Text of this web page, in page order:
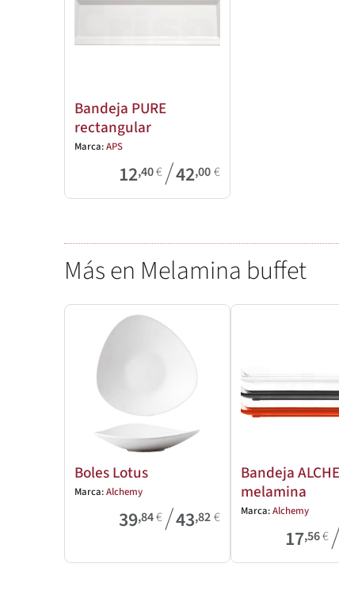
Bandeja PURE
rectangular
Marca:APS
12,40€/42,00€
Más en Melamina buffet
Boles Lotus
Marca:Alchemy
39,84€/43,82€
Bandeja
melamina
Marca:Alchemy
17,56€/